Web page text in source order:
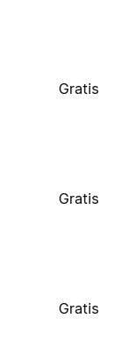
Gratis
Gratis
Gratis